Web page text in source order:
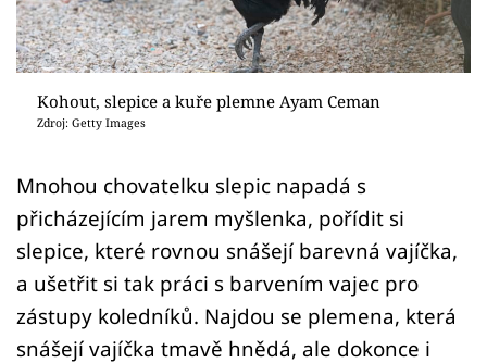
Přihlášení
Sledujte nás
Kohout, slepice a kuře plemne Ayam Ceman
Zdroj: Getty Images
Mnohou chovatelku slepic napadá s
přicházejícím jarem myšlenka, pořídit si
slepice, které rovnou snášejí barevná vajíčka,
a ušetřit si tak práci s barvením vajec pro
zástupy koledníků. Najdou se plemena, která
snášejí vajíčka tmavě hnědá, ale dokonce i